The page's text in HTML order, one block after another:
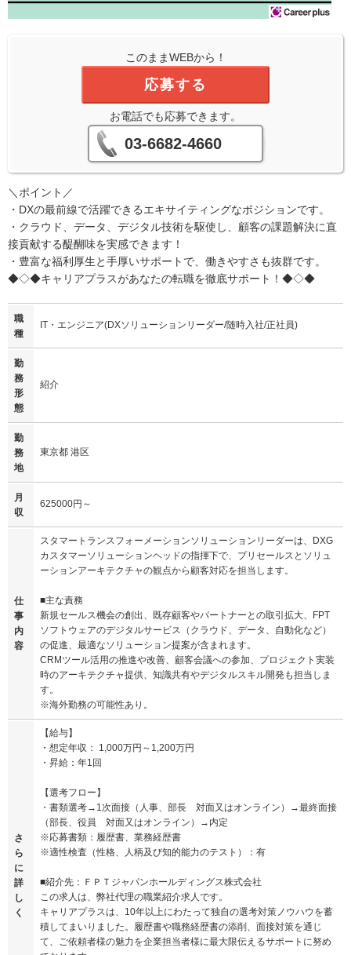
このままWEBから！
応募する
お電話でも応募できます。
03-6682-4660
＼ポイント／
・DXの最前線で活躍できるエキサイティングなポジションです。
・クラウド、データ、デジタル技術を駆使し、顧客の課題解決に直
接貢献する醍醐味を実感できます！
・豊富な福利厚生と手厚いサポートで、働きやすさも抜群です。
◆◇◆キャリアプラスがあなたの転職を徹底サポート！◆◇◆
職
種
IT・エンジニア(DXソリューションリーダー/随時入社/正社員)
勤
務
形
態
紹介
勤
務
地
東京都 港区
月
収
625000円～
仕
事
内
容
スタマートランスフォーメーションソリューションリーダーは、DXG
カスタマーソリューションヘッドの指揮下で、プリセールスとソリュ
ーションアーキテクチャの観点から顧客対応を担当します。
■主な責務
新規セールス機会の創出、既存顧客やパートナーとの取引拡大、FPT
ソフトウェアのデジタルサービス（クラウド、データ、自動化など）
の促進、最適なソリューション提案が含まれます。
CRMツール活用の推進や改善、顧客会議への参加、プロジェクト実装
時のアーキテクチャ提供、知識共有やデジタルスキル開発も担当しま
す。
※海外勤務の可能性あり。
さ
ら
に
詳
し
く
【給与】
・想定年収： 1,000万円～1,200万円
・昇給：年1回
【選考フロー】
・書類選考→1次面接（人事、部長 対面又はオンライン）→最終面接
（部長、役員 対面又はオンライン）→内定
※応募書類：履歴書、業務経歴書
※適性検査（性格、人柄及び知的能力のテスト）：有
■紹介先：ＦＰＴジャパンホールディングス株式会社
この求人は、弊社代理の職業紹介求人です。
キャリアプラスは、10年以上にわたって独自の選考対策ノウハウを蓄
積してまいりました。履歴書や職務経歴書の添削、面接対策を通じ
て、ご依頼者様の魅力を企業担当者様に最大限伝えるサポートに努め